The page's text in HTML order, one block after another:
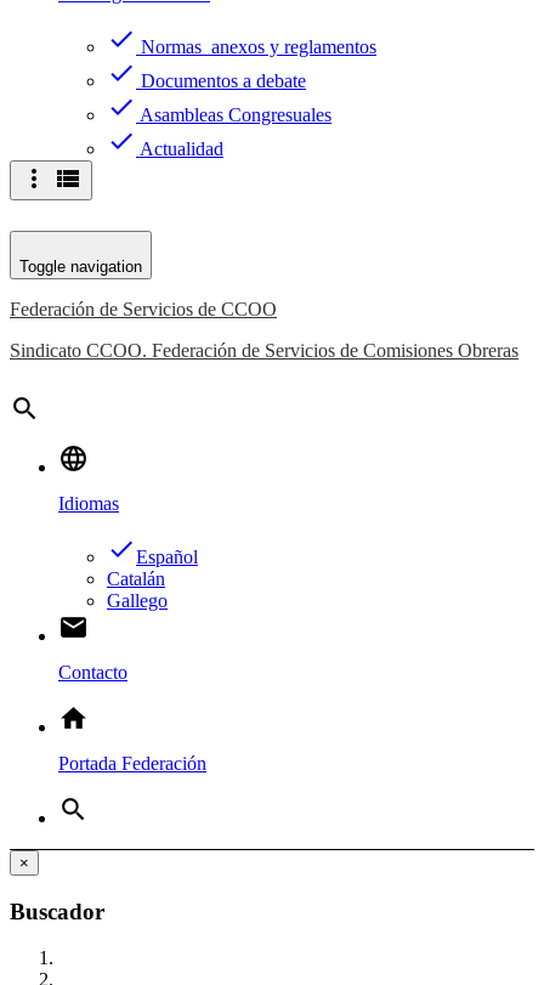
check Normas anexos y reglamentos
check Documentos a debate
check Asambleas Congresuales
check Actualidad
more_vert view_list
Toggle navigation
Federación de Servicios de CCOO
Sindicato CCOO. Federación de Servicios de Comisiones Obreras
search
language
Idiomas
doneEspañol
Catalán
Gallego
email
Contacto
home
Portada Federación
search
×
Buscador